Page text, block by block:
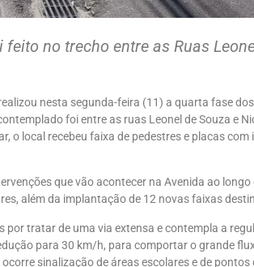
no trecho entre as Ruas
nesta segunda-feira (11) a quarta fase
foi entre as ruas Leonel de Souza e
o local recebeu faixa de pedestres e placas
que vão acontecer na Avenida ao
além da implantação de 12 novas faixas
por tratar de uma via extensa e contempla a
para 30 km/h, para comportar o grande
sinalização de áreas escolares e de